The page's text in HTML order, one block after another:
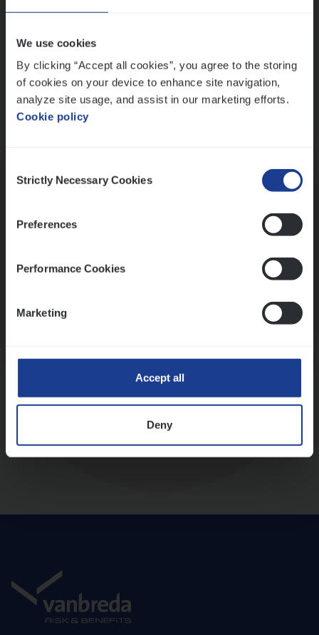
We use cookies
By clicking “Accept all cookies”, you agree to the storing
of cookies on your device to enhance site navigation,
analyze site usage, and assist in our marketing efforts.
Cookie policy
Selection
Strictly Necessary Cookies
Preferences
Performance Cookies
Marketing
Accept all
Deny